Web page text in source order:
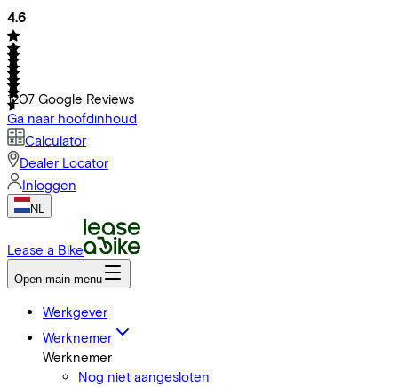
4.6
1207 Google Reviews
Ga naar hoofdinhoud
Calculator
Dealer Locator
Inloggen
NL
Lease a Bike
Open main menu
Werkgever
Werknemer
Werknemer
Nog niet aangesloten